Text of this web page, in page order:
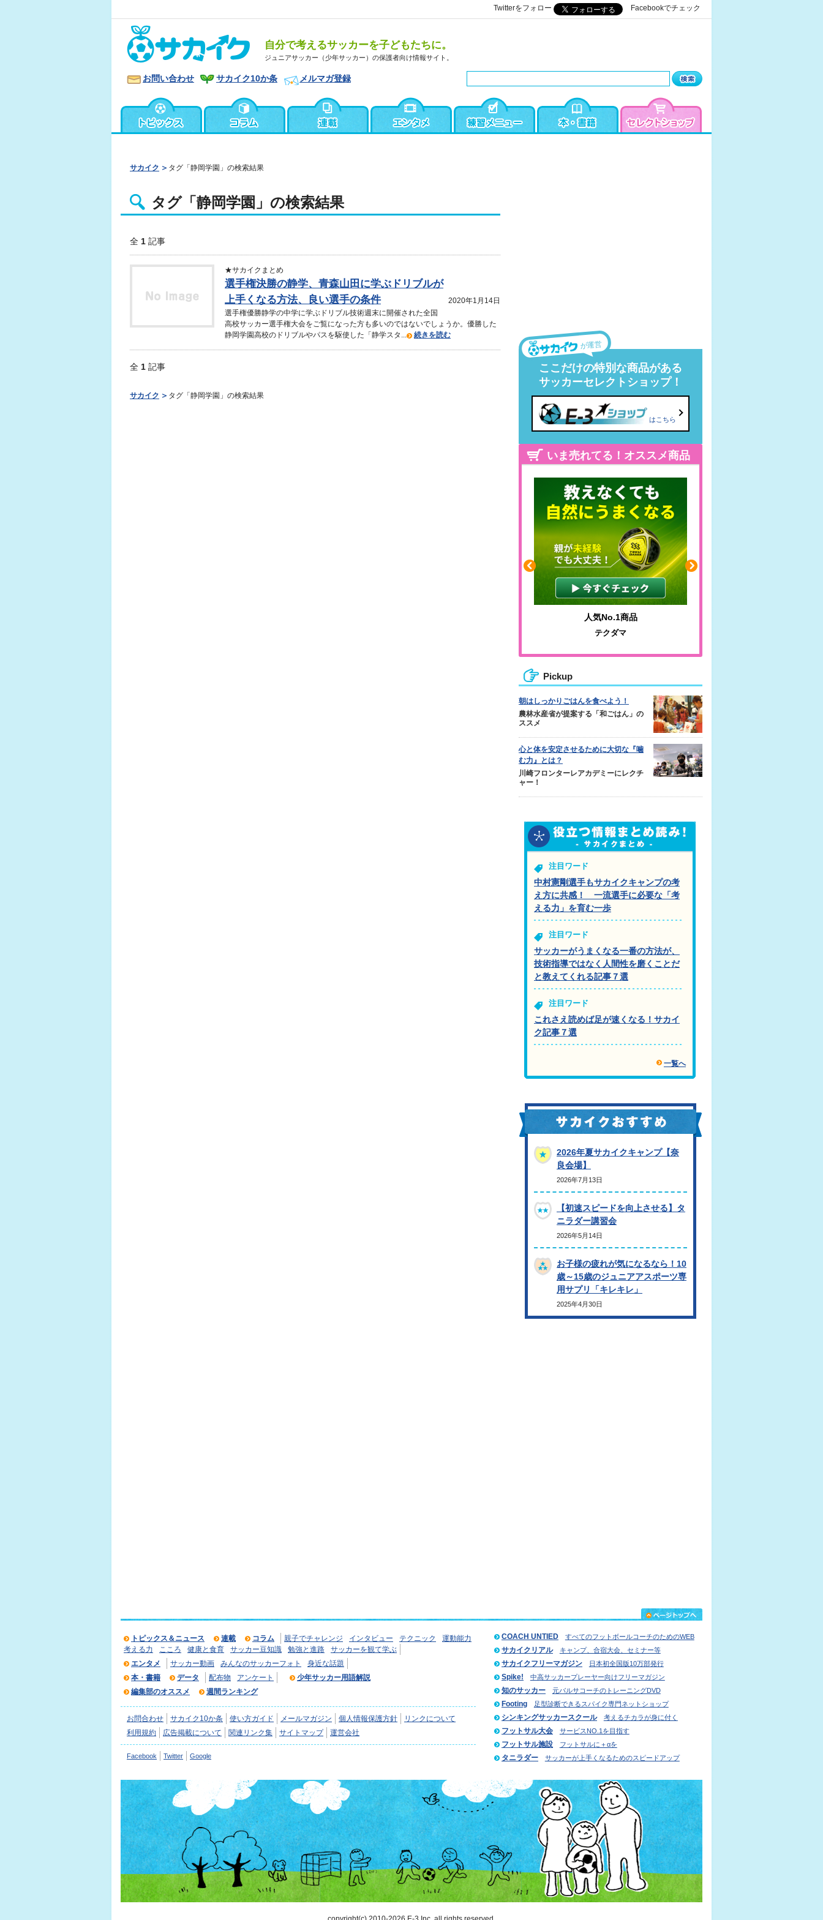
Twitterをフォロー Facebookでチェック
自分で考えるサッカーを子どもたちに。
ジュニアサッカー（少年サッカー）の保護者向け情報サイト。
お問い合わせ サカイク10か条 メルマガ登録
サカイク タグ「静岡学園」の検索結果
タグ「静岡学園」の検索結果
全 1 記事
★サカイクまとめ
選手権決勝の静学、青森山田に学ぶドリブルが
上手くなる方法、良い選手の条件
2020年1月14日
選手権優勝静学の中学に学ぶドリブル技術週末に開催された全国
高校サッカー選手権大会をご覧になった方も多いのではないでしょうか。優勝した
静岡学園高校のドリブルやパスを駆使した「静学スタ...
続きを読む
全 1 記事
サカイク タグ「静岡学園」の検索結果
が運営
ここだけの特別な商品がある
サッカーセレクトショップ！
はこちら
いま売れてる！オススメ商品
人気No.1商品
テクダマ
Pickup
朝はしっかりごはんを食べよう！
農林水産省が提案する「和ごはん」の
ススメ
心と体を安定させるために大切な『噛
む力』とは？
川崎フロンターレアカデミーにレクチ
ャー！
注目ワード
中村憲剛選手もサカイクキャンプの考
え方に共感！ 一流選手に必要な「考
える力」を育む一歩
注目ワード
サッカーがうまくなる一番の方法が、
技術指導ではなく人間性を磨くことだ
と教えてくれる記事７選
注目ワード
これさえ読めば足が速くなる！サカイ
ク記事７選
一覧へ
2026年夏サカイクキャンプ【奈
良会場】
2026年7月13日
【初速スピードを向上させる】タ
ニラダー講習会
2026年5月14日
お子様の疲れが気になるなら！10
歳～15歳のジュニアアスポーツ専
用サプリ「キレキレ」
2025年4月30日
トピックス＆ニュース 連載 コラム 親子でチャレンジ インタビュー テクニック
運動能力
考える力
こころ 健康と食育 サッカー豆知識 勉強と進路
サッカーを観て学ぶ
エンタメ
サッカー動画 みんなのサッカーフォト
身近な話題
本・書籍
データ 配布物 アンケート
少年サッカー用語解説
編集部のオススメ
週間ランキング
お問合わせ サカイク10か条 使い方ガイド メールマガジン 個人情報保護方針
リンクについて
利用規約
広告掲載について 関連リンク集 サイトマップ 運営会社
Facebook Twitter Google
COACH UNTIED すべてのフットボールコーチのためのWEB
サカイクリアル キャンプ、合宿大会、セミナー等
サカイクフリーマガジン 日本初全国版10万部発行
Spike! 中高サッカープレーヤー向けフリーマガジン
知のサッカー 元バルサコーチのトレーニングDVD
Footing 足型診断できるスパイク専門ネットショップ
シンキングサッカースクール 考えるチカラが身に付く
フットサル大会 サービスNO.1を目指す
フットサル施設 フットサルに＋αを
タニラダー サッカーが上手くなるためのスピードアップ